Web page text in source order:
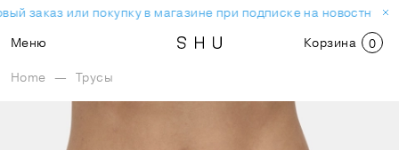
заказ или покупку в магазине при подписке на новостную
Меню
Корзина 0
Home — Трусы